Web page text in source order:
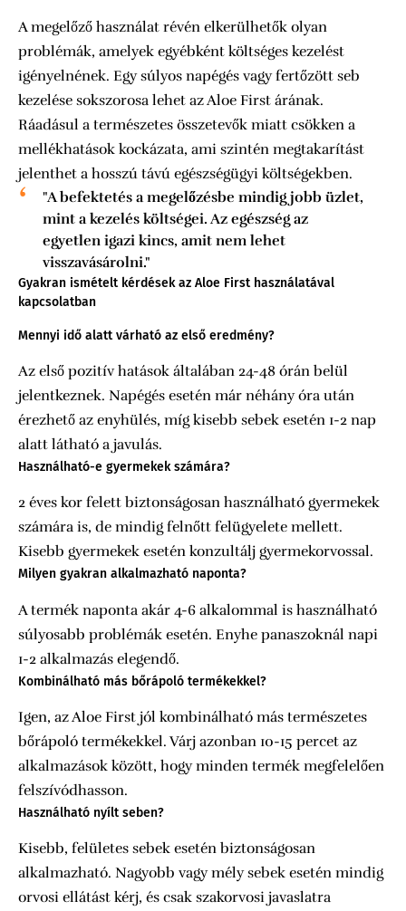
A megelőző használat révén elkerülhetők olyan
problémák, amelyek egyébként költséges kezelést
igényelnének. Egy súlyos napégés vagy fertőzött seb
kezelése sokszorosa lehet az Aloe First árának.
Ráadásul a természetes összetevők miatt csökken a
mellékhatások kockázata, ami szintén megtakarítást
jelenthet a hosszú távú egészségügyi költségekben.
"A befektetés a megelőzésbe mindig jobb üzlet,
mint a kezelés költségei. Az egészség az
egyetlen igazi kincs, amit nem lehet
visszavásárolni."
Gyakran ismételt kérdések az Aloe First használatával
kapcsolatban
Mennyi idő alatt várható az első eredmény?
Az első pozitív hatások általában 24-48 órán belül
jelentkeznek. Napégés esetén már néhány óra után
érezhető az enyhülés, míg kisebb sebek esetén 1-2 nap
alatt látható a javulás.
Használható-e gyermekek számára?
2 éves kor felett biztonságosan használható gyermekek
számára is, de mindig felnőtt felügyelete mellett.
Kisebb gyermekek esetén konzultálj gyermekorvossal.
Milyen gyakran alkalmazható naponta?
A termék naponta akár 4-6 alkalommal is használható
súlyosabb problémák esetén. Enyhe panaszoknál napi
1-2 alkalmazás elegendő.
Kombinálható más bőrápoló termékekkel?
Igen, az Aloe First jól kombinálható más természetes
bőrápoló termékekkel. Várj azonban 10-15 percet az
alkalmazások között, hogy minden termék megfelelően
felszívódhasson.
Használható nyílt seben?
Kisebb, felületes sebek esetén biztonságosan
alkalmazható. Nagyobb vagy mély sebek esetén mindig
orvosi ellátást kérj, és csak szakorvosi javaslatra